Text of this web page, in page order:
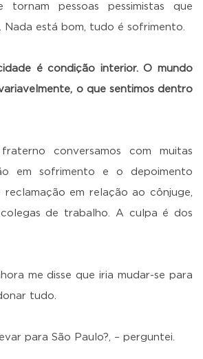
tornam pessoas pessimistas que
Nada está bom, tudo é sofrimento.
é condição interior. O mundo
o que sentimos dentro
conversamos com muitas
em sofrimento e o depoimento
em relação ao cônjuge,
de trabalho. A culpa é dos
me disse que iria mudar-se para
tudo.
para São Paulo?, – perguntei.